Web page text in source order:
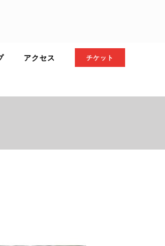
アクセス チケット